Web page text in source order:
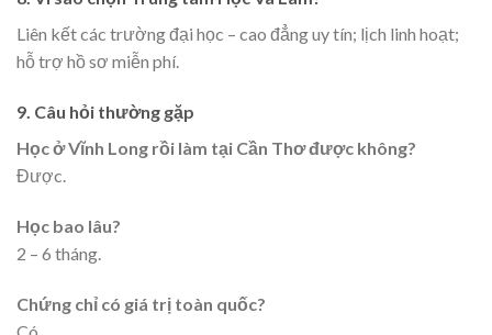
Liên kết các trường đại học – cao đẳng uy tín; lịch linh hoạt;
hỗ trợ hồ sơ miễn phí.
9. Câu hỏi thường gặp
Học ở Vĩnh Long rồi làm tại Cần Thơ được không?
Được.
Học bao lâu?
2 – 6 tháng.
Chứng chỉ có giá trị toàn quốc?
Có.